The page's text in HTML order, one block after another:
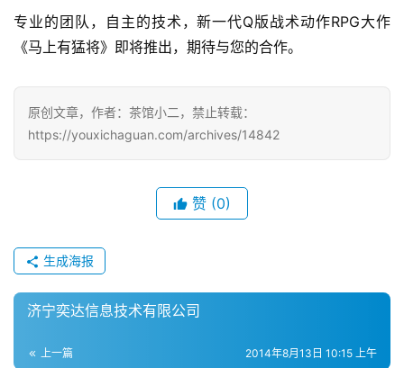
休
游
戏
2
第
十
三
届
茶
专业的团队，自主的技术，新一代Q版战术动作RPG大作
《马上有猛将》即将推出，期待与您的合作。
原创文章，作者：茶馆小二，禁止转载：
https://youxichaguan.com/archives/14842
赞 (0)
生成海报
济宁奕达信息技术有限公司
上一篇 2014年8月13日 10:15 上午